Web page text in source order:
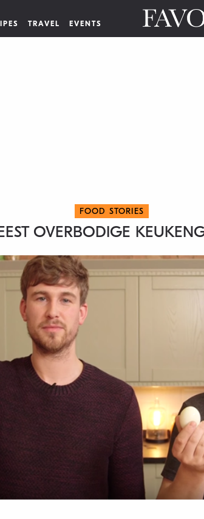
TRAVEL EVENTS
FOOD STORIES
OVERBODIGE